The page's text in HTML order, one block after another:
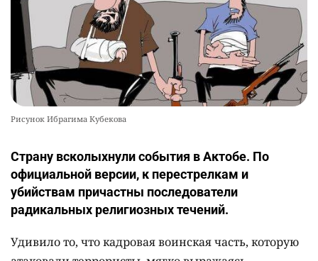
Рисунок Ибрагима Кубекова
Страну всколыхнули события в Актобе. По
официальной версии, к перестрелкам и
убийствам причастны последователи
радикальных религиозных течений.
Удивило то, что кадровая воинская часть, которую